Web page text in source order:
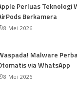
Perluas Teknologi
Berkamera
8 Mei 2026
Malware
via WhatsApp
8 Mei 2026